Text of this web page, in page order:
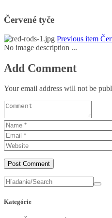
Červené tyče
Previous item
No image description ...
Add Comment
Your email address will not be
Kategórie